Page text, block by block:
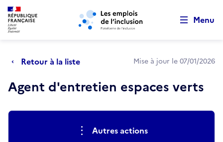
Aller au menu principal Aller au contenu principal
Menu
Retour à la liste Mise à jour le 07/01/2026
Agent d'entretien espaces verts
Actions rapidesAutres actions
Retour au début de la page
Panneau de gestion des cookies